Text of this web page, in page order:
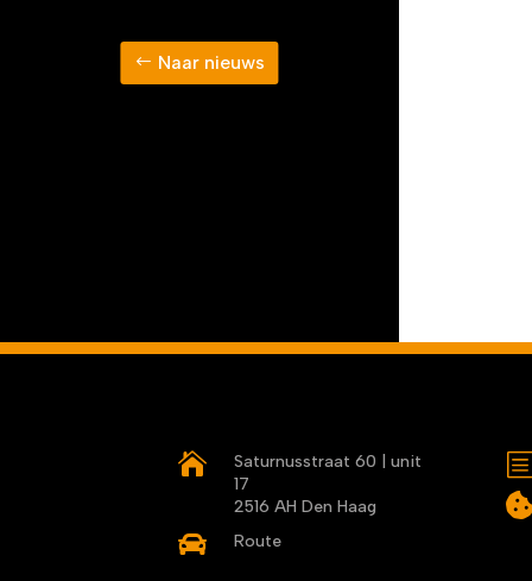
Naar nieuws

Saturnusstraat 60 | unit
17
2516 AH Den Haag
 Route